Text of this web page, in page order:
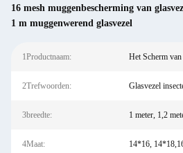
16 mesh muggenbescherming van
1 m muggenwerend glasvezel
1Productnaam: Het Scherm
2Trefwoorden: Glasvezel
3breedte: 1 meter, 1,2
4Maat: 14*16,